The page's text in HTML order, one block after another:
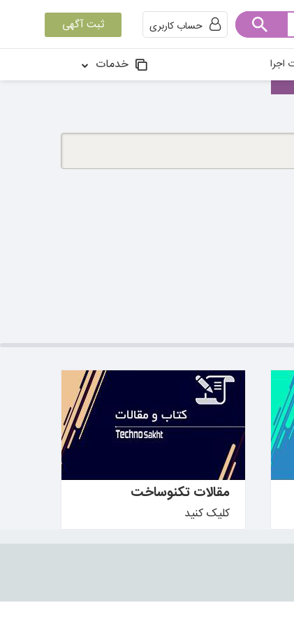
حساب کاربری ثبت آگهی
اجرا خدمات
بیشتر بدانید ←
مقالات تکنوساخت
کلیک کنید